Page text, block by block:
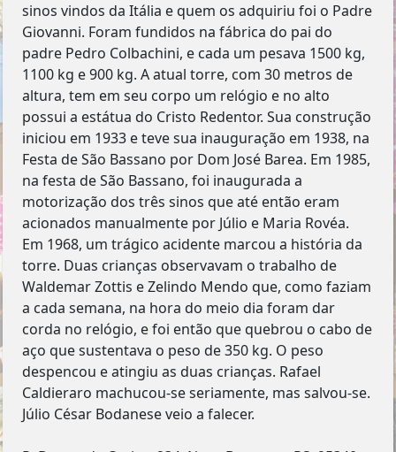
sinos vindos da Itália e quem os adquiriu foi o Padre
Giovanni. Foram fundidos na fábrica do pai do
padre Pedro Colbachini, e cada um pesava 1500 kg,
1100 kg e 900 kg. A atual torre, com 30 metros de
altura, tem em seu corpo um relógio e no alto
possui a estátua do Cristo Redentor. Sua construção
iniciou em 1933 e teve sua inauguração em 1938, na
Festa de São Bassano por Dom José Barea. Em 1985,
na festa de São Bassano, foi inaugurada a
motorização dos três sinos que até então eram
acionados manualmente por Júlio e Maria Rovéa.
Em 1968, um trágico acidente marcou a história da
torre. Duas crianças observavam o trabalho de
Waldemar Zottis e Zelindo Mendo que, como faziam
a cada semana, na hora do meio dia foram dar
corda no relógio, e foi então que quebrou o cabo de
aço que sustentava o peso de 350 kg. O peso
despencou e atingiu as duas crianças. Rafael
Caldieraro machucou-se seriamente, mas salvou-se.
Júlio César Bodanese veio a falecer.